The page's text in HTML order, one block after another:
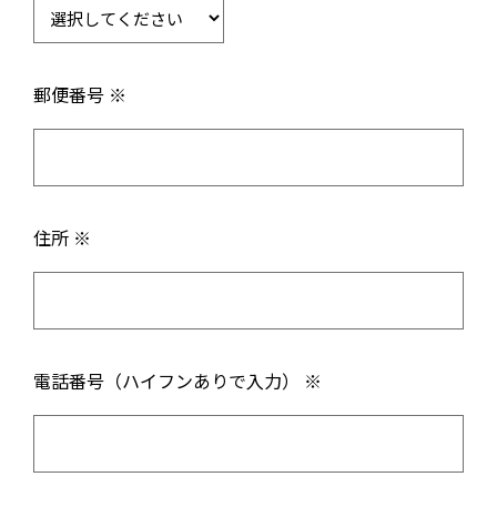
郵便番号 ※
住所 ※
電話番号（ハイフンありで入力） ※